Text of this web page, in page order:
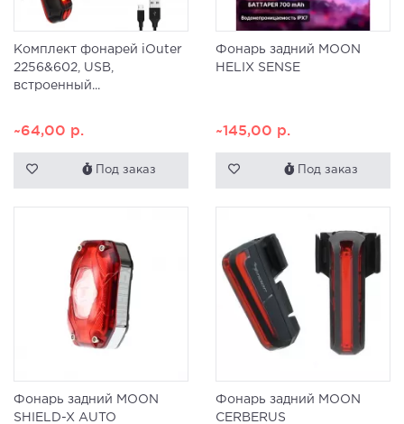
Комплект фонарей iOuter
2256&602, USB,
встроенный...
~64,00 р.
Под заказ
Фонарь задний MOON
HELIX SENSE
~145,00 р.
Под заказ
Фонарь задний MOON
SHIELD-X AUTO
Фонарь задний MOON
CERBERUS